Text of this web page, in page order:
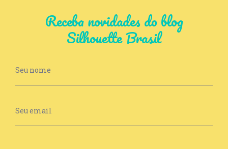
Receba novidades do blog
Silhouette Brasil